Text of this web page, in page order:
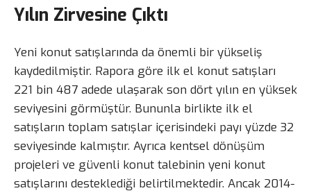
Yılın Zirvesine Çıktı
Yeni konut satışlarında da önemli bir yükseliş
kaydedilmiştir. Rapora göre ilk el konut satışları
221 bin 487 adede ulaşarak son dört yılın en yüksek
seviyesini görmüştür. Bununla birlikte ilk el
satışların toplam satışlar içerisindeki payı yüzde 32
seviyesinde kalmıştır. Ayrıca kentsel dönüşüm
projeleri ve güvenli konut talebinin yeni konut
satışlarını desteklediği belirtilmektedir. Ancak 2014-